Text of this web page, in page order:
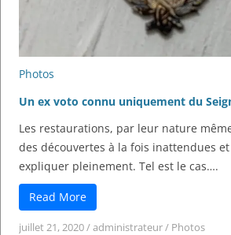
Photos
Un ex voto connu uniquement du
Les restaurations, par leur nature
des découvertes à la fois inattendues
expliquer pleinement. Tel est le cas….
Read More
juillet 21, 2020/administrateur/ Photos